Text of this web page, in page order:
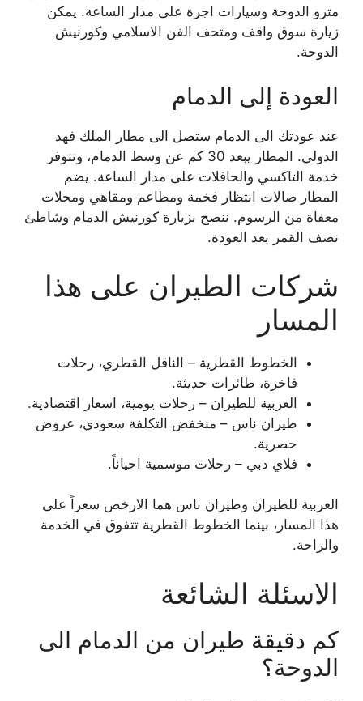
مترو الدوحة وسيارات اجرة على مدار الساعة. يمكن
زيارة سوق واقف ومتحف الفن الاسلامي وكورنيش
الدوحة.
العودة إلى الدمام
عند عودتك الى الدمام ستصل الى مطار الملك فهد
الدولي. المطار يبعد 30 كم عن وسط الدمام، وتتوفر
خدمة التاكسي والحافلات على مدار الساعة. يضم
المطار صالات انتظار فخمة ومطاعم ومقاهي ومحلات
معفاة من الرسوم. ننصح بزيارة كورنيش الدمام وشاطئ
نصف القمر بعد العودة.
شركات الطيران على هذا
المسار
الخطوط القطرية – الناقل القطري، رحلات
فاخرة، طائرات حديثة.
العربية للطيران – رحلات يومية، اسعار اقتصادية.
طيران ناس – منخفض التكلفة سعودي، عروض
حصرية.
فلاي دبي – رحلات موسمية احياناً.
العربية للطيران وطيران ناس هما الارخص سعراً على
هذا المسار، بينما الخطوط القطرية تتفوق في الخدمة
والراحة.
الاسئلة الشائعة
كم دقيقة طيران من الدمام الى
الدوحة؟